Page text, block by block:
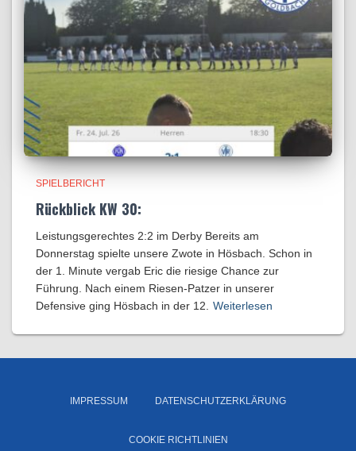
SPIELBERICHT
Rückblick KW 30:
Leistungsgerechtes 2:2 im Derby Bereits am
Donnerstag spielte unsere Zwote in Hösbach. Schon in
der 1. Minute vergab Eric die riesige Chance zur
Führung. Nach einem Riesen-Patzer in unserer
Defensive ging Hösbach in der 12.
Weiterlesen
IMPRESSUM DATENSCHUTZERKLÄRUNG
COOKIE RICHTLINIEN